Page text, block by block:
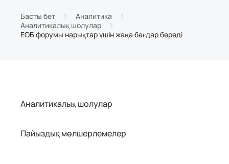
Құралдар
Басты бет
Аналитика
Аналитикалық шолулар
ЕОБ форумы нарықтар үшін жаңа бағдар береді
Аналитикалық шолулар
Пайыздық мөлшерлемелер